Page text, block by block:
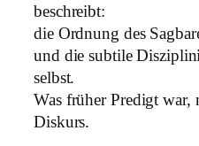
beschreibt:
die Ordnung des
und die subtile
selbst.
Was früher Predigt war,
Diskurs.